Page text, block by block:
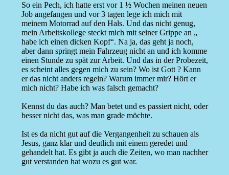
So ein Pech, ich hatte erst vor 1 ½ Wochen meinen neuen
Job angefangen und vor 3 tagen lege ich mich mit
meinem Motorrad auf den Hals. Und das nicht genug,
mein Arbeitskollege steckt mich mit seiner Grippe an „
habe ich einen dicken Kopf“. Na ja, das geht ja noch,
aber dann springt mein Fahrzeug nicht an und ich komme
einen Stunde zu spät zur Arbeit. Und das in der Probezeit,
es scheint alles gegen mich zu sein? Wo ist Gott ? Kann
er das nicht anders regeln? Warum immer mir? Hört er
mich nicht? Habe ich was falsch gemacht?
Kennst du das auch? Man betet und es passiert nicht, oder
besser nicht das, was man grade möchte.
Ist es da nicht gut auf die Vergangenheit zu schauen als
Jesus, ganz klar und deutlich mit einem geredet und
gehandelt hat. Es gibt ja auch die Zeiten, wo man nachher
gut verstanden hat wozu es gut war.